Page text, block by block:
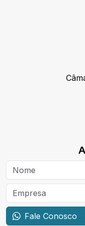
Fale Conosco